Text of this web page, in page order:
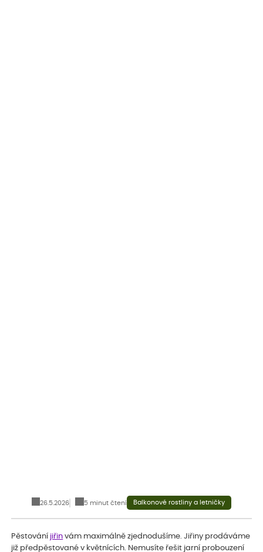
26.5.2026 5 minut čtení Balkonové rostliny a letničky
Pěstování jiřin vám maximálně zjednodušíme. Jiřiny prodáváme
již předpěstované v květnících. Nemusíte řešit jarní probouzení